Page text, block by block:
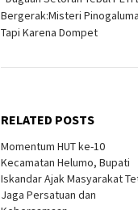
navigation
Bergerak:Misteri
Tapi Karena Dompet
RELATED POSTS
Momentum HUT ke-10
Kecamatan Helumo, Bupati
Iskandar Ajak Masyarakat
Jaga Persatuan dan